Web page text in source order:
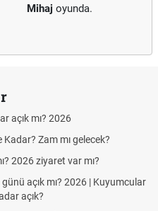
Mihaj oyunda.
açık mı? 2026
Zam mı gelecek?
2026 ziyaret var mı?
açık mı? 2026 | Kuyumcular
açık?